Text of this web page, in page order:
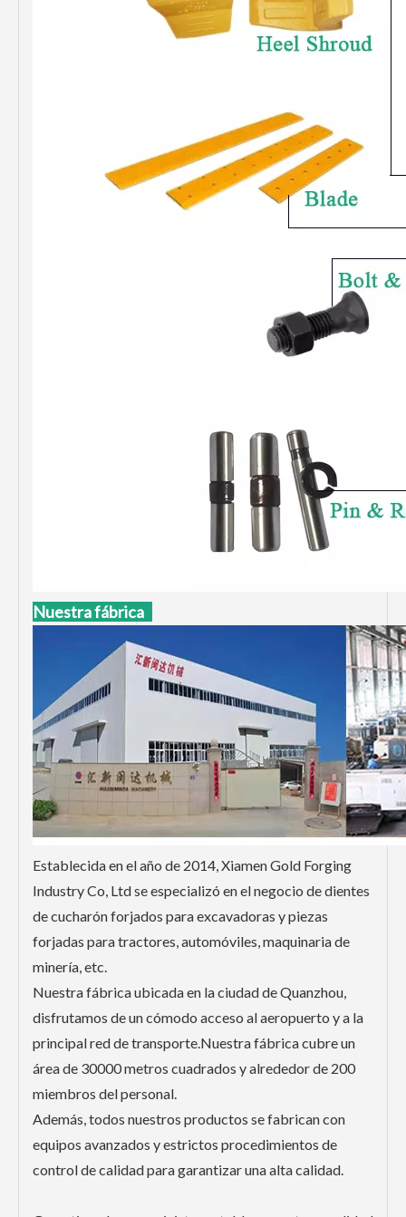
Nuestra fábrica
Establecida en el año de 2014, Xiamen Gold Forging
Industry Co, Ltd se especializó en el negocio de dientes
de cucharón forjados para excavadoras y piezas
forjadas para tractores, automóviles, maquinaria de
minería, etc.
Nuestra fábrica ubicada en la ciudad de Quanzhou,
disfrutamos de un cómodo acceso al aeropuerto y a la
principal red de transporte.Nuestra fábrica cubre un
área de 30000 metros cuadrados y alrededor de 200
miembros del personal.
Además, todos nuestros productos se fabrican con
equipos avanzados y estrictos procedimientos de
control de calidad para garantizar una alta calidad.